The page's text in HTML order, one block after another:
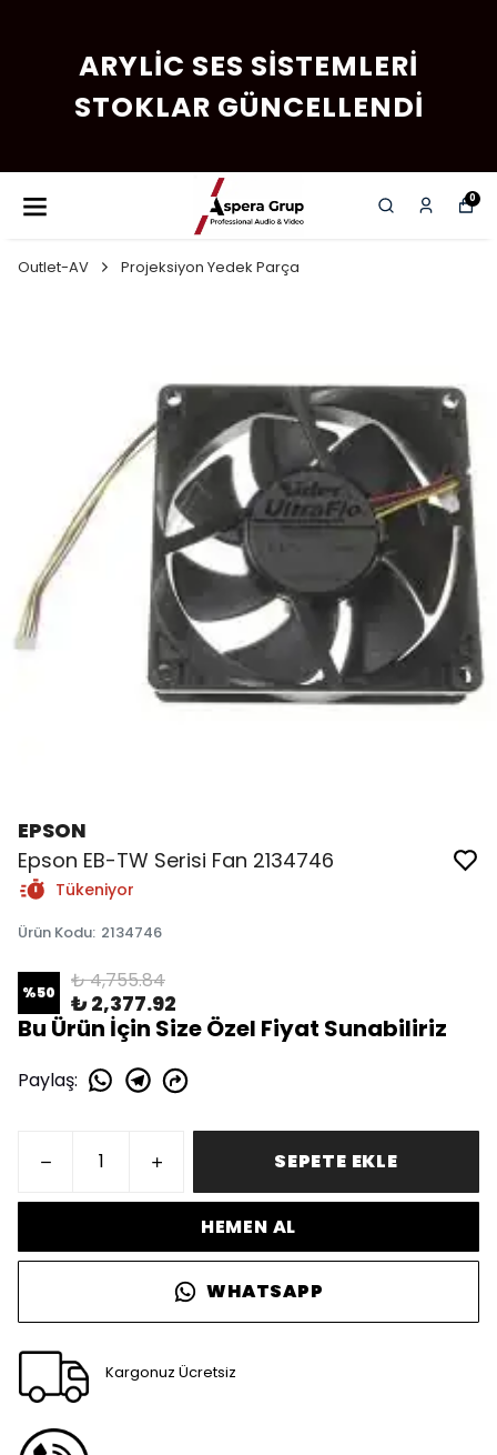
ARYLIC SES SISTEMLERI
STOKLAR GÜNCELLENDI
0
Outlet-AV Projeksiyon Yedek Parça
EPSON
Epson EB-TW Serisi Fan 2134746
Tükeniyor
Ürün Kodu: 2134746
%50 ₺ 4,755.84
₺ 2,377.92
Bu Ürün İçin Size Özel Fiyat Sunabiliriz
Paylaş:
SEPETE EKLE
HEMEN AL
WHATSAPP
Kargonuz Ücretsiz